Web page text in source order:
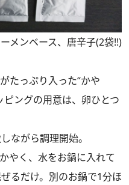
メンベース、唐辛子(2袋!!)
たっぷり入った“かや
ピングの用意は、卵ひとつ
がら調理開始。
やく、水をお鍋に入れて
るだけ。別のお鍋で1分ほ